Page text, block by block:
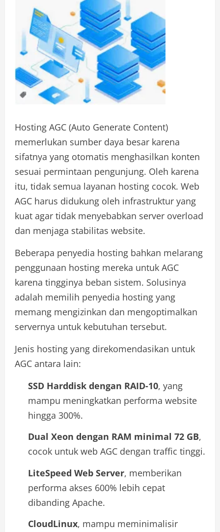
Hosting AGC (Auto Generate Content)
memerlukan sumber daya besar karena
sifatnya yang otomatis menghasilkan konten
sesuai permintaan pengunjung. Oleh karena
itu, tidak semua layanan hosting cocok. Web
AGC harus didukung oleh infrastruktur yang
kuat agar tidak menyebabkan server overload
dan menjaga stabilitas website.
Beberapa penyedia hosting bahkan melarang
penggunaan hosting mereka untuk AGC
karena tingginya beban sistem. Solusinya
adalah memilih penyedia hosting yang
memang mengizinkan dan mengoptimalkan
servernya untuk kebutuhan tersebut.
Jenis hosting yang direkomendasikan untuk
AGC antara lain:
SSD Harddisk dengan RAID-10, yang
mampu meningkatkan performa website
hingga 300%.
Dual Xeon dengan RAM minimal 72 GB,
cocok untuk web AGC dengan traffic tinggi.
LiteSpeed Web Server, memberikan
performa akses 600% lebih cepat
dibanding Apache.
CloudLinux, mampu meminimalisir